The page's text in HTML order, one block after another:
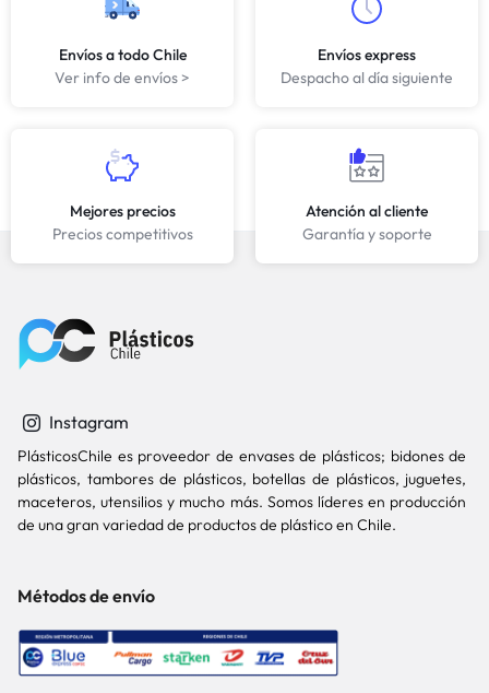
Envíos a todo Chile
Ver info de envíos >
Envíos express
Despacho al día siguiente
Mejores precios
Precios competitivos
Atención al cliente
Garantía y soporte
Instagram
PlásticosChile es proveedor de envases de plásticos; bidones de
plásticos, tambores de plásticos, botellas de plásticos, juguetes,
maceteros, utensilios y mucho más. Somos líderes en producción
de una gran variedad de productos de plástico en Chile.
Métodos de envío